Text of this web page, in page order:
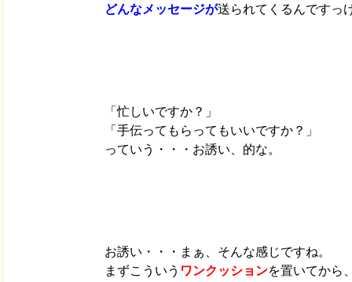
どんなメッセージが送られてくるんですっ
「忙しいですか？」
「手伝ってもらってもいいですか？」
っていう・・・お誘い、的な。
お誘い・・・まぁ、そんな感じですね。
まずこういう ワンクッションを置いてから